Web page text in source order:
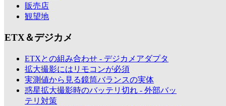
販売店
観望地
ETX＆デジカメ
ETXとの組み合わせ - デジカメアダプタ
拡大撮影にはリモコンが必須
実測値から見る鏡筒バランスの実体
惑星拡大撮影時のバッテリ切れ - 外部バッ
テリ対策